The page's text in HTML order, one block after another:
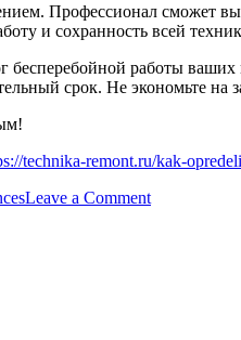
Профессионал сможет
и сохранность всей
бесперебойной работы
срок. Не экономьте
technika-remont.ru/kak-
Leave a Comment